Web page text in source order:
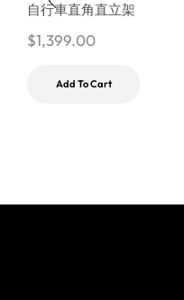
自行車直角直立架
$1,399.00
Add To Cart